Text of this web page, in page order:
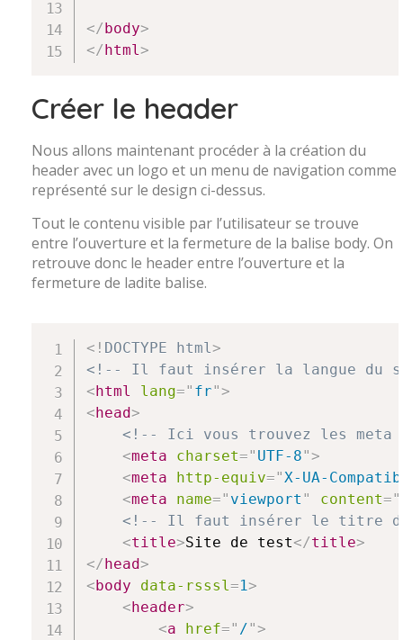
</ body>
</ html>
Créer le header
Nous allons maintenant procéder à la création du
header avec un logo et un menu de navigation comme
représenté sur le design ci-dessus.
Tout le contenu visible par l’utilisateur se trouve
entre l’ouverture et la fermeture de la balise body. On
retrouve donc le header entre l’ouverture et la
fermeture de ladite balise.
<! DOCTYPE html>
<!-- Il faut insérer la langue du
<html lang=" fr">
<head>
<!-- Ici vous trouvez les meta
<meta charset=" UTF-8">
<meta http-equiv="X-UA-
<meta name=" viewport " content="
<!-- Il faut insérer le titre de
<title>Site de test</title>
</head>
<body data-rsssl=1>
<header>
<a href=" /">